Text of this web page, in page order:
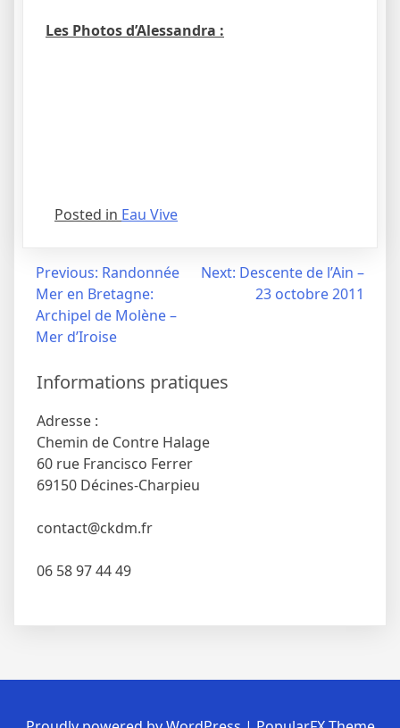
Les Photos d’Alessandra :
Posted in Eau Vive
Navigation
l’article
Previous: Randonnée
Mer en Bretagne:
Archipel de Molène –
Mer d’Iroise
Next: Descente de l’Ain –
23 octobre 2011
Informations pratiques
Adresse :
Chemin de Contre Halage
60 rue Francisco Ferrer
69150 Décines-Charpieu
contact@ckdm.fr
06 58 97 44 49